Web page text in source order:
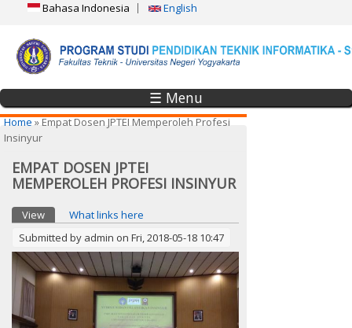
Bahasa Indonesia English
☰ Menu
You are here
Home» Empat Dosen JPTEI Memperoleh Profesi
Insinyur
EMPAT DOSEN JPTEI
MEMPEROLEH PROFESI INSINYUR
Primary tabs
View (active tab)
What links here
Submitted by admin on Fri, 2018-05-18 10:47